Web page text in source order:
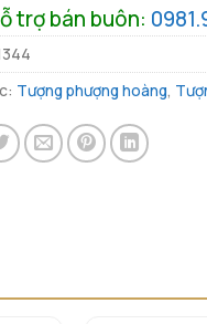
trợ bán buôn:
Tượng phượng hoàng,